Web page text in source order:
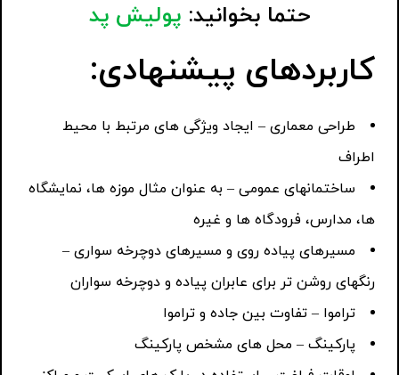
حتما بخوانید:پولیش پد
کاربردهای پیشنهادی:
طراحی معماری – ایجاد ویژگی های مرتبط با محیط
اطراف
ساختمانهای عمومی – به عنوان مثال موزه ها، نمایشگاه
ها، مدارس، فرودگاه ها و غیره
مسیرهای پیاده روی و مسیرهای دوچرخه سواری –
رنگهای روشن تر برای عابران پیاده و دوچرخه سواران
تراموا – تفاوت بین جاده و تراموا
پارکینگ – محل های مشخص پارکینگ